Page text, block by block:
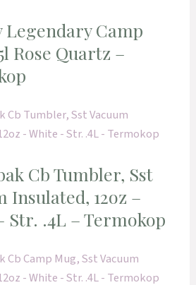
Legendary Camp
Rose Quartz –
Cb Tumbler, Sst
Insulated, 12oz –
Str. .4L – Termokop